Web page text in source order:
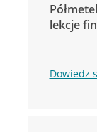
lekcje
Dowiedz